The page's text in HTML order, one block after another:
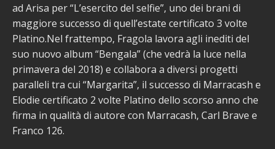
ad Arisa per “L’esercito del selfie”, uno dei brani di
maggiore successo di quell’estate certificato 3 volte
Platino.Nel frattempo, Fragola lavora agli inediti del
suo nuovo album “Bengala” (che vedrà la luce nella
primavera del 2018) e collabora a diversi progetti
paralleli tra cui “Margarita”, il successo di Marracash e
Elodie certificato 2 volte Platino dello scorso anno che
firma in qualità di autore con Marracash, Carl Brave e
Franco 126.